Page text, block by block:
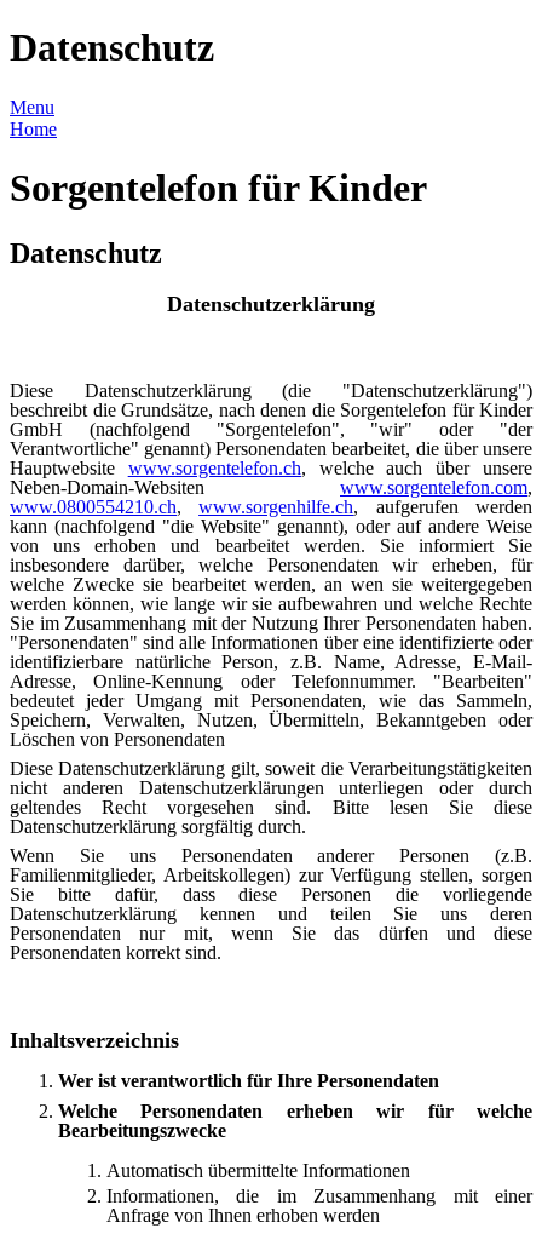
Datenschutz
Menu
Home
Sorgentelefon für Kinder
Datenschutz
Datenschutzerklärung
Diese Datenschutzerklärung (die "Datenschutzerklärung")
beschreibt die Grundsätze, nach denen die Sorgentelefon für Kinder
GmbH (nachfolgend "Sorgentelefon", "wir" oder "der
Verantwortliche" genannt) Personendaten bearbeitet, die über unsere
Hauptwebsite www.sorgentelefon.ch, welche auch über unsere
Neben-Domain-Websiten www.sorgentelefon.com,
www.0800554210.ch,www.sorgenhilfe.ch, aufgerufen werden
kann (nachfolgend "die Website" genannt), oder auf andere Weise
von uns erhoben und bearbeitet werden. Sie informiert Sie
insbesondere darüber, welche Personendaten wir erheben, für
welche Zwecke sie bearbeitet werden, an wen sie weitergegeben
werden können, wie lange wir sie aufbewahren und welche Rechte
Sie im Zusammenhang mit der Nutzung Ihrer Personendaten haben.
"Personendaten" sind alle Informationen über eine identifizierte oder
identifizierbare natürliche Person, z.B. Name, Adresse, E-Mail-
Adresse, Online-Kennung oder Telefonnummer. "Bearbeiten"
bedeutet jeder Umgang mit Personendaten, wie das Sammeln,
Speichern, Verwalten, Nutzen, Übermitteln, Bekanntgeben oder
Löschen von Personendaten
Diese Datenschutzerklärung gilt, soweit die Verarbeitungstätigkeiten
nicht anderen Datenschutzerklärungen unterliegen oder durch
geltendes Recht vorgesehen sind. Bitte lesen Sie diese
Datenschutzerklärung sorgfältig durch.
Wenn Sie uns Personendaten anderer Personen (z.B.
Familienmitglieder, Arbeitskollegen) zur Verfügung stellen, sorgen
Sie bitte dafür, dass diese Personen die vorliegende
Datenschutzerklärung kennen und teilen Sie uns deren
Personendaten nur mit, wenn Sie das dürfen und diese
Personendaten korrekt sind.
Inhaltsverzeichnis
Wer ist verantwortlich für Ihre Personendaten
Welche Personendaten erheben wir für welche
Bearbeitungszwecke
Automatisch übermittelte Informationen
Informationen, die im Zusammenhang mit einer
Anfrage von Ihnen erhoben werden